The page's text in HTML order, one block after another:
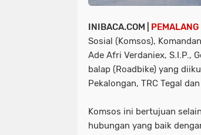
INIBACA.COM |
Sosial (Komsos),
Ade Afri Verdaniex, S.I.P.,
balap (Roadbike) yang
Pekalongan, TRC Tegal
Komsos ini bertujuan
hubungan yang baik